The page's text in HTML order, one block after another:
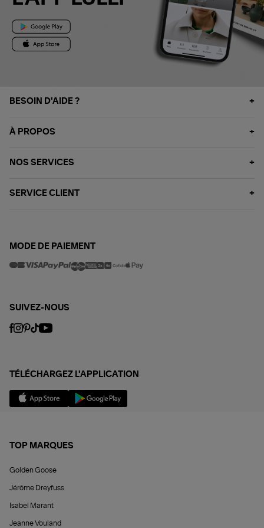
BESOIN D'AIDE ?
À PROPOS
NOS SERVICES
SERVICE CLIENT
MODE DE PAIEMENT
SUIVEZ-NOUS
TÉLÉCHARGEZ L'APPLICATION
TOP MARQUES
Golden Goose
Jérôme Dreyfuss
Isabel Marant
Jeanne Vouland